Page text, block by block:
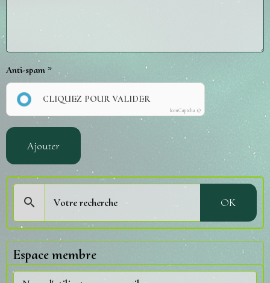
Anti-spam
CLIQUEZ POUR VALIDER
IconCaptcha ©
Ajouter
OK
Espace membre